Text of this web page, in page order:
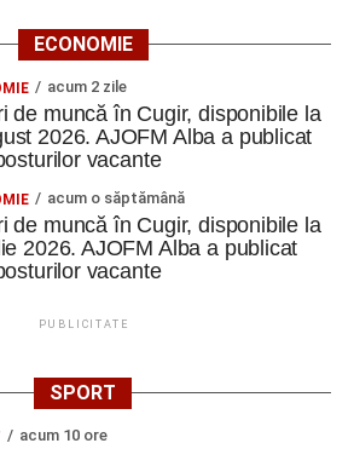
ECONOMIE
acum 2 zile
de muncă în Cugir, disponibile la
2026. AJOFM Alba a publicat
vacante
acum o săptămână
de muncă în Cugir, disponibile la
2026. AJOFM Alba a publicat
vacante
PUBLICITATE
SPORT
acum 10 ore